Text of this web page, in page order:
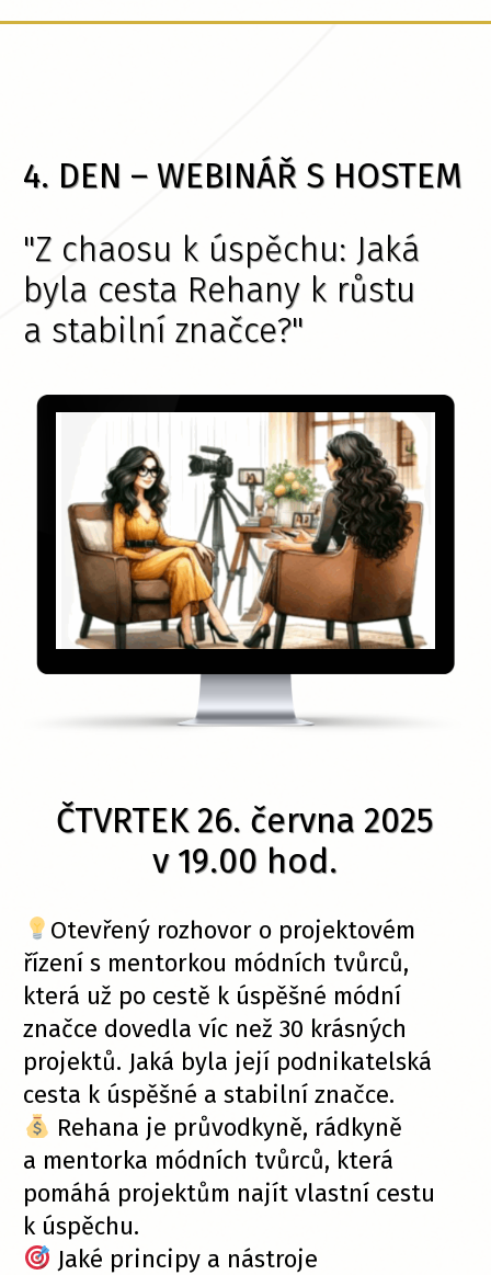
4. DEN – WEBINÁŘ S HOSTEM
"Z chaosu k úspěchu: Jaká
byla cesta Rehany k růstu
a stabilní značce?"
ČTVRTEK 26. června 2025
v 19.00 hod.
Otevřený rozhovor o projektovém
řízení s mentorkou módních tvůrců,
která už po cestě k úspěšné módní
značce dovedla víc než 30 krásných
projektů. Jaká byla její podnikatelská
cesta k úspěšné a stabilní značce.
Rehana je průvodkyně, rádkyně
a mentorka módních tvůrců, která
pomáhá projektům najít vlastní cestu
k úspěchu.
Jaké principy a nástroje